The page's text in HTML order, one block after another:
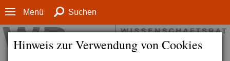
Hinweis zur Verwendung von Cookies
Menü Suchen